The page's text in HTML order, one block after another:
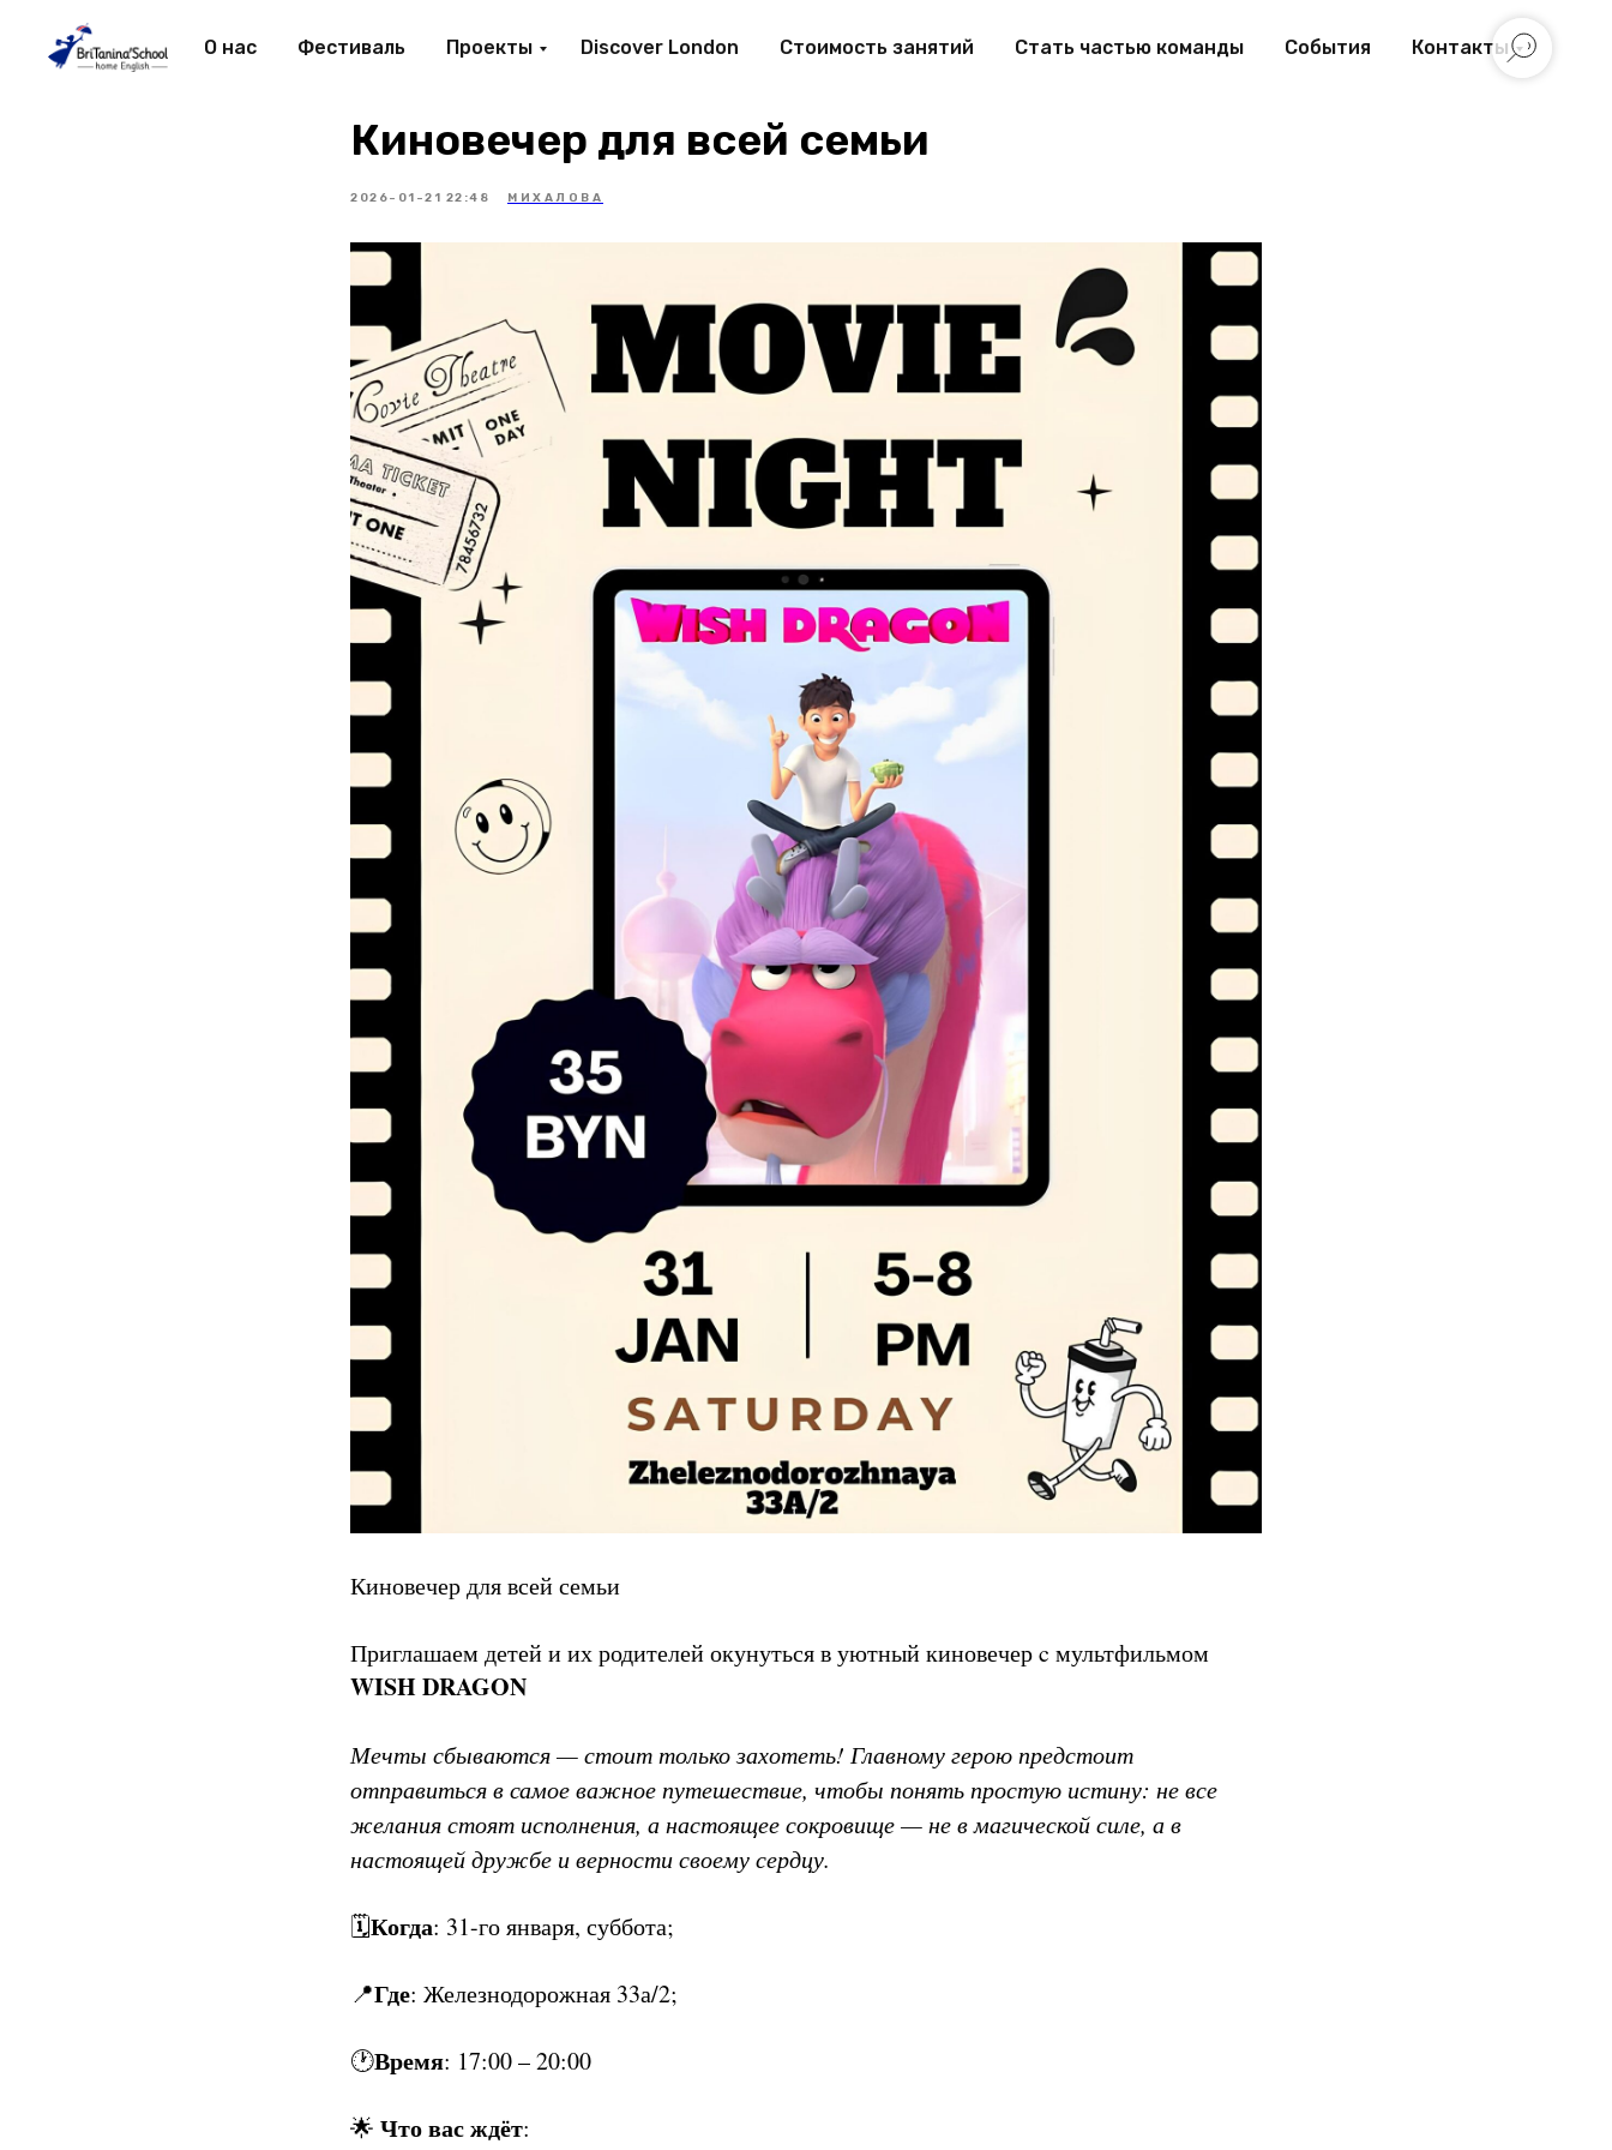
О нас Фестиваль Проекты Discover London Стоимость занятий Стать частью команды События Контакты
Киновечер для всей семьи
2026-01-21 22:48 МИХАЛОВА
Киновечер для всей семьи
Приглашаем детей и их родителей окунуться в уютный киновечер c мультфильмом
WISH DRAGON
Мечты сбываются — стоит только захотеть! Главному герою предстоит
отправиться в самое важное путешествие, чтобы понять простую истину: не все
желания стоят исполнения, а настоящее сокровище — не в магической силе, а в
настоящей дружбе и верности своему сердцу.
🗓️Когда: 31-го января, суббота;
📍Где: Железнодорожная 33а/2;
🕐Время: 17:00 – 20:00
🌟 Что вас ждёт: